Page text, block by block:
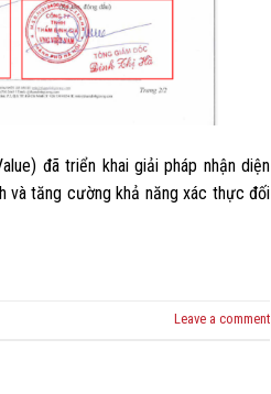
đã triển khai giải pháp nhận diện
và tăng cường khả năng xác thực đối
Leave a comment